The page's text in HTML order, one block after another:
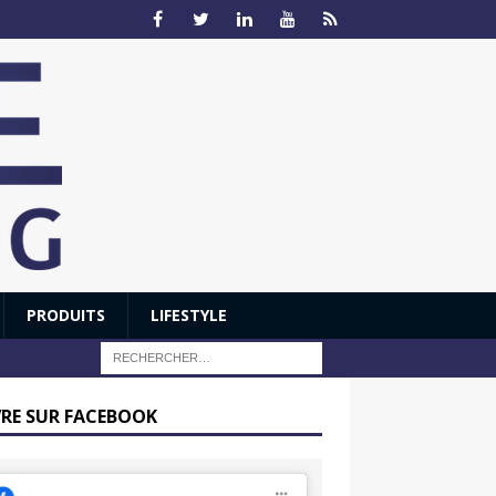
PRODUITS LIFESTYLE
SUR FACEBOOK